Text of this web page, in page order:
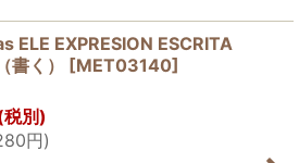
ELE EXPRESION ESCRITA
く）
[MET03140]
税別)
円)